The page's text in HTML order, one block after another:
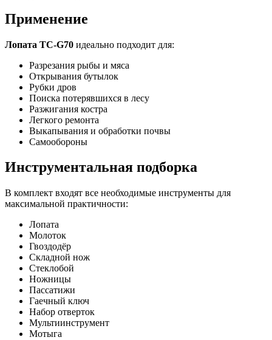
Применение
Лопата TC-G70 идеально подходит для:
Разрезания рыбы и мяса
Открывания бутылок
Рубки дров
Поиска потерявшихся в лесу
Разжигания костра
Легкого ремонта
Выкапывания и обработки почвы
Самообороны
Инструментальная подборка
В комплект входят все необходимые инструменты для
максимальной практичности:
Лопата
Молоток
Гвоздодёр
Складной нож
Стеклобой
Ножницы
Пассатижи
Гаечный ключ
Набор отверток
Мультиинструмент
Мотыга